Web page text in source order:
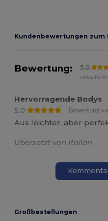
Kundenbewertungen zum
Bewertung: 5.0
verkaufte
Hervorragende Bodys
5.0
Bewertung
Aus leichter, aber
Übersetzt von Italian
Großbestellungen